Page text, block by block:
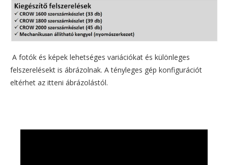
A fotók és képek lehetséges variációkat és különleges
felszerelésekt is ábrázolnak. A tényleges gép konfigurációt
eltérhet az itteni ábrázolástól.